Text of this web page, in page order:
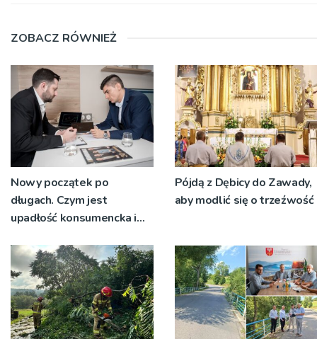
ZOBACZ RÓWNIEŻ
Nowy początek po
długach. Czym jest
upadłość konsumencka i
rozsądnym wyjściem?
Pójdą z Dębicy do Zawady,
aby modlić się o trzeźwość